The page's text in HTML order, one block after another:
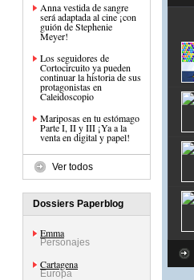
Anna vestida de sangre
será adaptada al cine ¡con
guión de Stephenie
Meyer!
Los seguidores de
Cortocircuito ya pueden
continuar la historia de sus
protagonistas en
Caleidoscopio
Mariposas en tu estómago
Parte I, II y III ¡Ya a la
venta en digital y papel!
Ver todos
Dossiers Paperblog
Emma
Personajes
Cartagena
Europa